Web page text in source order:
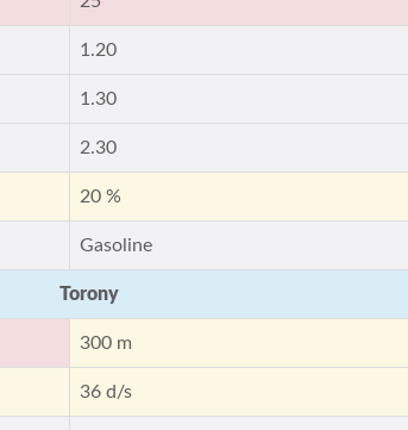
1.20
1.30
2.30
20 %
Gasoline
Torony
300 m
36 d/s